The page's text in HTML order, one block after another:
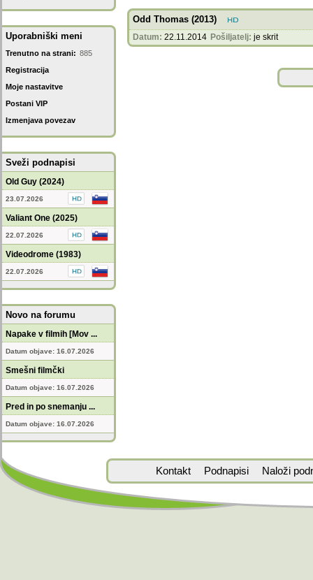
Uporabniški meni
Trenutno na strani: 885
Registracija
Moje nastavitve
Postani VIP
Izmenjava povezav
Sveži podnapisi
Old Guy (2024)
23.07.2026
Valiant One (2025)
22.07.2026
Videodrome (1983)
22.07.2026
Novo na forumu
Napake v filmih [Mov ...
Datum objave: 16.07.2026
Smešni filmčki
Datum objave: 16.07.2026
Pred in po snemanju ...
Datum objave: 16.07.2026
Odd Thomas (2013)
Datum: 22.11.2014 Pošiljatelj: je skrit
Kontakt Podnapisi Naloži